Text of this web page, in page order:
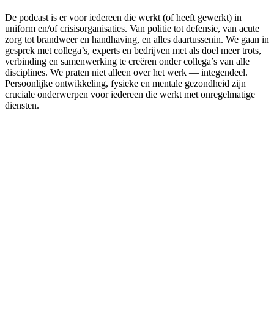
De podcast is er voor iedereen die werkt (of heeft gewerkt) in
uniform en/of crisisorganisaties. Van politie tot defensie, van acute
zorg tot brandweer en handhaving, en alles daartussenin. We gaan in
gesprek met collega’s, experts en bedrijven met als doel meer trots,
verbinding en samenwerking te creëren onder collega’s van alle
disciplines. We praten niet alleen over het werk — integendeel.
Persoonlijke ontwikkeling, fysieke en mentale gezondheid zijn
cruciale onderwerpen voor iedereen die werkt met onregelmatige
diensten.